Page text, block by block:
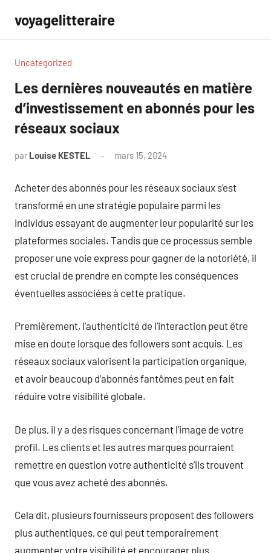
contenu
voyagelitteraire
Uncategorized
Les dernières nouveautés en matière
d’investissement en abonnés pour les
réseaux sociaux
par Louise KESTEL mars 15, 2024
Acheter des abonnés pour les réseaux sociaux s’est
transformé en une stratégie populaire parmi les
individus essayant de augmenter leur popularité sur les
plateformes sociales. Tandis que ce processus semble
proposer une voie express pour gagner de la notoriété, il
est crucial de prendre en compte les conséquences
éventuelles associées à cette pratique.
Premièrement, l’authenticité de l’interaction peut être
mise en doute lorsque des followers sont acquis. Les
réseaux sociaux valorisent la participation organique,
et avoir beaucoup d’abonnés fantômes peut en fait
réduire votre visibilité globale.
De plus, il y a des risques concernant l’image de votre
profil. Les clients et les autres marques pourraient
remettre en question votre authenticité s’ils trouvent
que vous avez acheté des abonnés.
Cela dit, plusieurs fournisseurs proposent des followers
plus authentiques, ce qui peut temporairement
augmenter votre visibilité et encourager plus